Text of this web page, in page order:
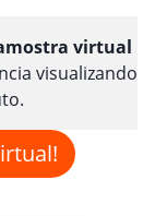
virtual
visualizando